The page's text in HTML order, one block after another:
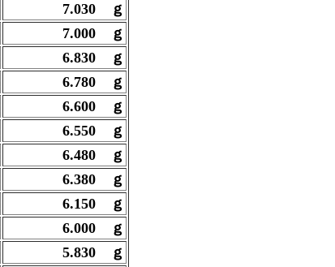
7.030
ｇ
7.000
ｇ
6.830
ｇ
6.780
ｇ
6.600
ｇ
6.550
ｇ
6.480
ｇ
6.380
ｇ
6.150
ｇ
6.000
ｇ
5.830
ｇ